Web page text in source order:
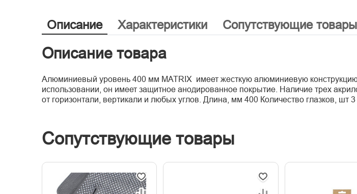
Описание Характеристики Сопутствующие товары
Описание товара
Алюминиевый уровень 400 мм MATRIX имеет жесткую алюминиевую
использовании, он имеет защитное анодированное покрытие. Наличие трех
от горизонтали, вертикали и любых углов. Длина, мм 400 Количество глазков,
Сопутствующие товары